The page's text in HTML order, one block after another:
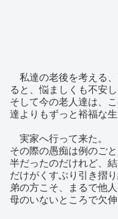
私達の老後を考える
ると、悩ましくも不安し
そして今の老人達は、
達よりもずっと裕福な
実家へ行って来た。
その際の愚痴は例のご
半だったのだけれど、
だけがくすぶり引き摺り
弟の方こそ、まるで他
母のいないところで欠